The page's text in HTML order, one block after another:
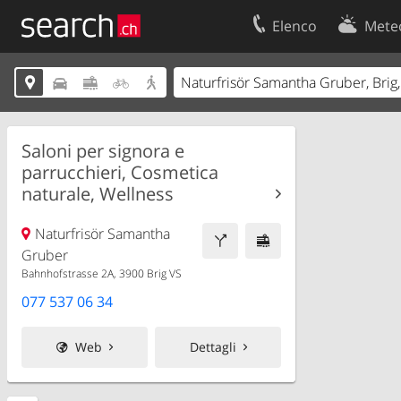
Elenco
    
Saloni per signora e
parrucchieri, Cosmetica
naturale, Wellness
Naturfrisör Samantha
Gruber
Bahnhofstrasse 2A, 3900 Brig VS
077 537 06 34
Web Dettagli
Il vostro profolio
Area clienti
Informazioni Legali
Contatti
Condizioni